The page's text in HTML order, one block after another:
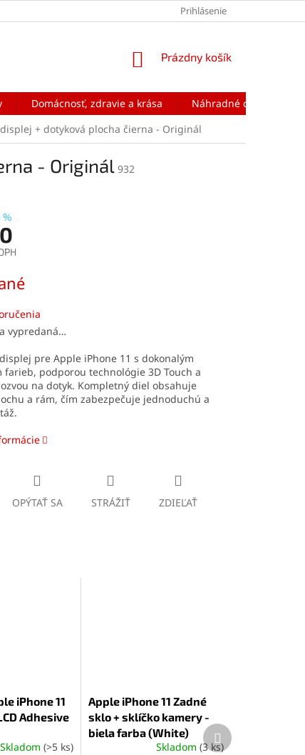
Prihlásenie
NÁKUPNÝ
Prázdny košík
Domácnosť, zdravie a krása
Náhradné diely na
+ dotyková plocha čierna - Originál
- Originál 932
%
vypredaná…
pre Apple iPhone 11 s dokonalým
farieb, podporou technológie 3D Touch a
na dotyk. Kompletný diel obsahuje
a rám, čím zabezpečuje jednoduchú a
OPÝTAŤ SA STRÁŽIŤ ZDIEĽAŤ
iPhone 11
Adhesive
Skladom(>5 ks)
Apple iPhone 11 Zadné
sklo + sklíčko kamery -
biela farba (White)
Skladom(3 ks)
Ďalší
produkt